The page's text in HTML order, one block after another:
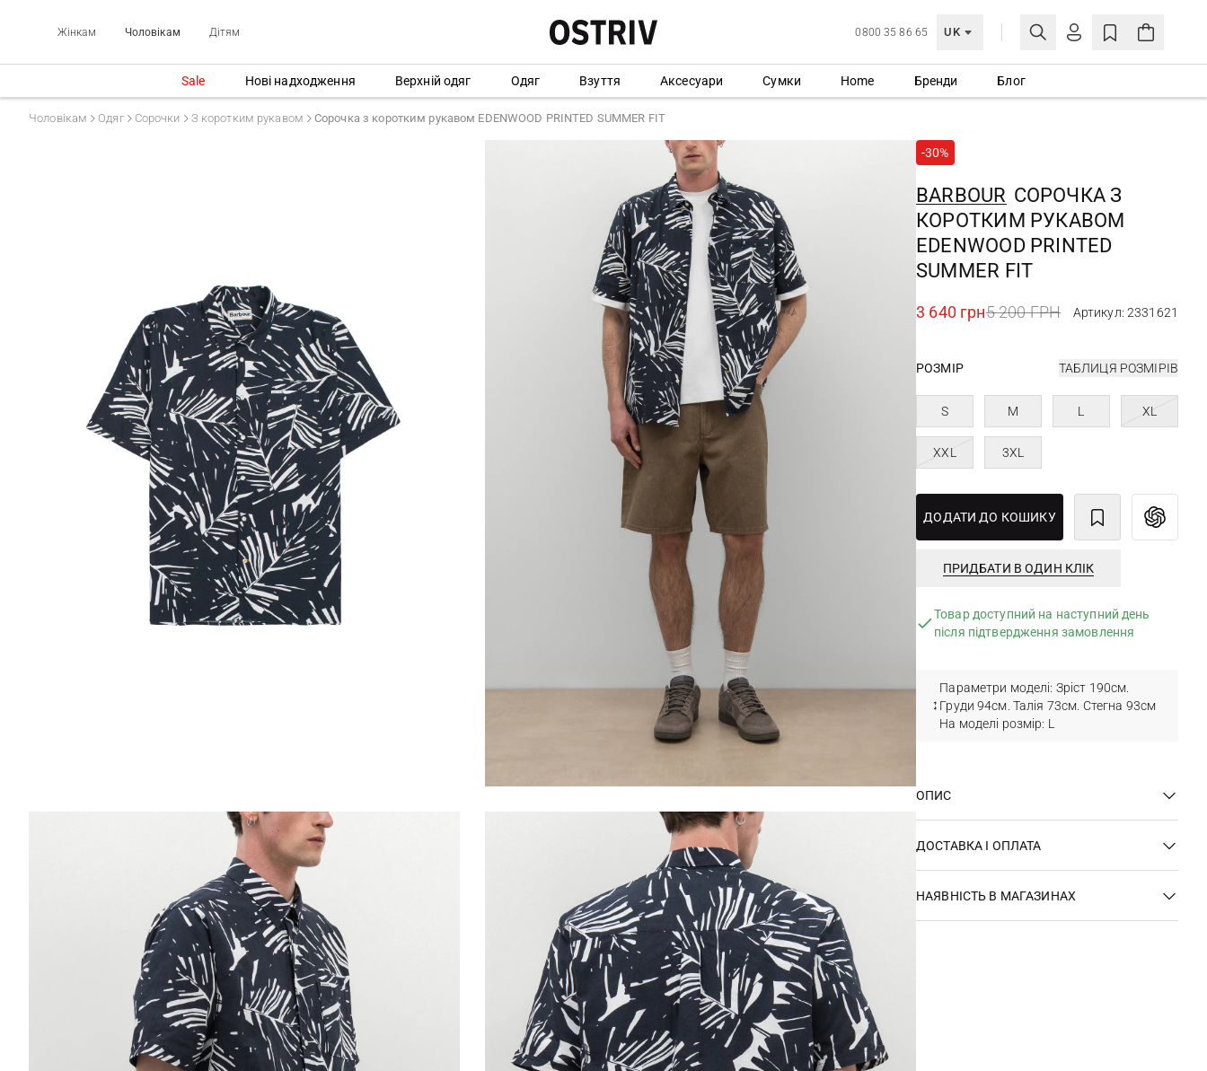
Жінкам Чоловікам Дітям 0800 35 86 65 UK
МОЯ ОБЛІКІВКА
СТВОРИТИ ОБЛІКІВКУ
Sale Нові надходження Верхній одяг Одяг Взуття Аксесуари Сумки Home Бренди Блог
Чоловікам Одяг Сорочки З коротким рукавом Сорочка з коротким рукавом EDENWOOD PRINTED SUMMER FIT
-30%
BARBOUR СОРОЧКА З
КОРОТКИМ РУКАВОМ
EDENWOOD PRINTED
SUMMER FIT
3 640 грн5 200 ГРН Артикул: 2331621
РОЗМІР ТАБЛИЦЯ РОЗМІРІВ
S M L XL
XXL 3XL
ДОДАТИ ДО КОШИКУ
ПРИДБАТИ В ОДИН КЛІК
Товар доступний на наступний день
після підтвердження замовлення
Параметри моделі: Зріст 190см.
Груди 94см. Талія 73см. Стегна 93см
На моделі розмір: L
ОПИС
ДОСТАВКА І ОПЛАТА
НАЯВНІСТЬ В МАГАЗИНАХ